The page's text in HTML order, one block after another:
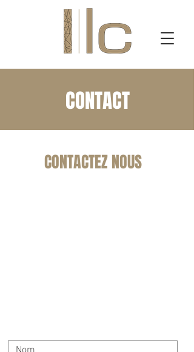
CONTACT
CONTACTEZ NOUS